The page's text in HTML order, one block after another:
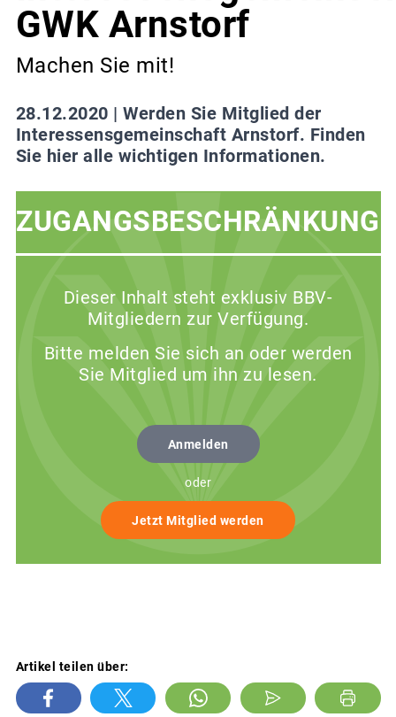
GWK Arnstorf
Machen Sie mit!
28.12.2020 | Werden Sie Mitglied der
Interessensgemeinschaft Arnstorf. Finden
Sie hier alle wichtigen Informationen.
ZUGANGSBESCHRÄNKUNG
Dieser Inhalt steht exklusiv BBV-
Mitgliedern zur Verfügung.
Bitte melden Sie sich an oder werden
Sie Mitglied um ihn zu lesen.
Anmelden
oder
Jetzt Mitglied werden
Artikel teilen über: